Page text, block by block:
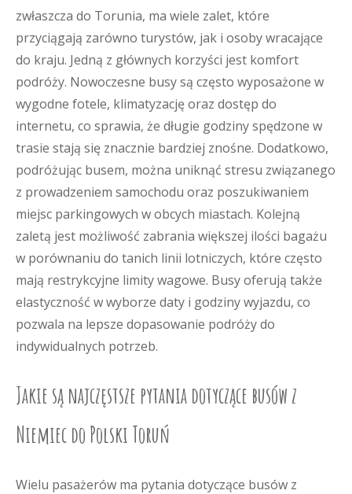
zwłaszcza do Torunia, ma wiele zalet, które
przyciągają zarówno turystów, jak i osoby wracające
do kraju. Jedną z głównych korzyści jest komfort
podróży. Nowoczesne busy są często wyposażone w
wygodne fotele, klimatyzację oraz dostęp do
internetu, co sprawia, że długie godziny spędzone w
trasie stają się znacznie bardziej znośne. Dodatkowo,
podróżując busem, można uniknąć stresu związanego
z prowadzeniem samochodu oraz poszukiwaniem
miejsc parkingowych w obcych miastach. Kolejną
zaletą jest możliwość zabrania większej ilości bagażu
w porównaniu do tanich linii lotniczych, które często
mają restrykcyjne limity wagowe. Busy oferują także
elastyczność w wyborze daty i godziny wyjazdu, co
pozwala na lepsze dopasowanie podróży do
indywidualnych potrzeb.
Jakie są najczęstsze pytania dotyczące busów z
Niemiec do Polski Toruń
Wielu pasażerów ma pytania dotyczące busów z